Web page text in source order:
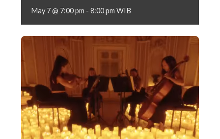
May 7 @ 7:00 pm - 8:00 pm WIB